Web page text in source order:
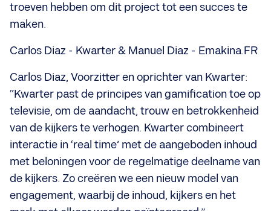
troeven hebben om dit project tot een succes te
maken.
Carlos Diaz - Kwarter & Manuel Diaz - Emakina.FR
Carlos Diaz, Voorzitter en oprichter van Kwarter:
“Kwarter past de principes van gamification toe op
televisie, om de aandacht, trouw en betrokkenheid
van de kijkers te verhogen. Kwarter combineert
interactie in ‘real time’ met de aangeboden inhoud
met beloningen voor de regelmatige deelname van
de kijkers. Zo creëren we een nieuw model van
engagement, waarbij de inhoud, kijkers en het